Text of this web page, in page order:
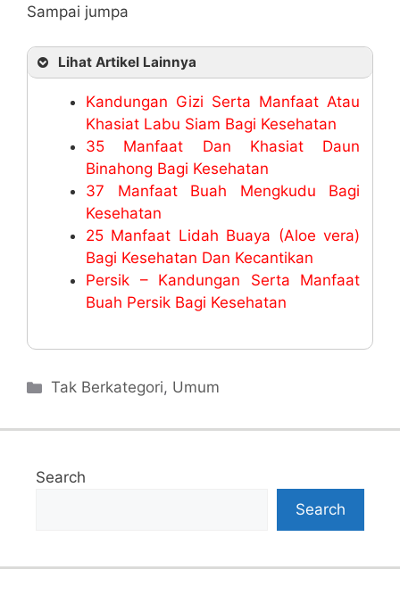
Sampai jumpa
Lihat Artikel Lainnya
Kandungan Gizi Serta Manfaat Atau
Khasiat Labu Siam Bagi Kesehatan
35 Manfaat Dan Khasiat Daun
Binahong Bagi Kesehatan
37 Manfaat Buah Mengkudu Bagi
Kesehatan
25 Manfaat Lidah Buaya (Aloe vera)
Bagi Kesehatan Dan Kecantikan
Persik – Kandungan Serta Manfaat
Buah Persik Bagi Kesehatan
Categories
Tak Berkategori, Umum
Search
Search